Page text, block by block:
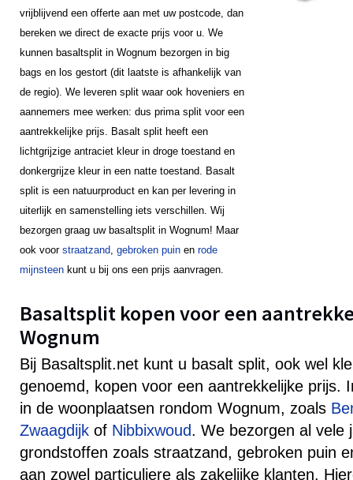
vrijblijvend een offerte aan met uw postcode, dan
bereken we direct de exacte prijs voor u. We
kunnen basaltsplit in Wognum bezorgen in big
bags en los gestort (dit laatste is afhankelijk van
de regio). We leveren split waar ook hoveniers en
aannemers mee werken: dus prima split voor een
aantrekkelijke prijs. Basalt split heeft een
lichtgrijzige antraciet kleur in droge toestand en
donkergrijze kleur in een natte toestand. Basalt
split is een natuurproduct en kan per levering in
uiterlijk en samenstelling iets verschillen. Wij
bezorgen graag uw basaltsplit in Wognum! Maar
ook voor straatzand, gebroken puin en rode
mijnsteen kunt u bij ons een prijs aanvragen.
Basaltsplit kopen voor een
Wognum
Bij Basaltsplit.net kunt u basalt split, ook wel
genoemd, kopen voor een aantrekkelijke prijs.
in de woonplaatsen rondom Wognum, zoals
Zwaagdijk of Nibbixwoud. We bezorgen al vele
grondstoffen zoals straatzand, gebroken puin
aan zowel particuliere als zakelijke klanten.